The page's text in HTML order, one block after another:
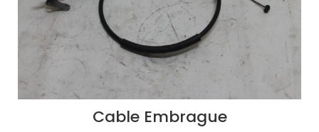
Cable Embrague